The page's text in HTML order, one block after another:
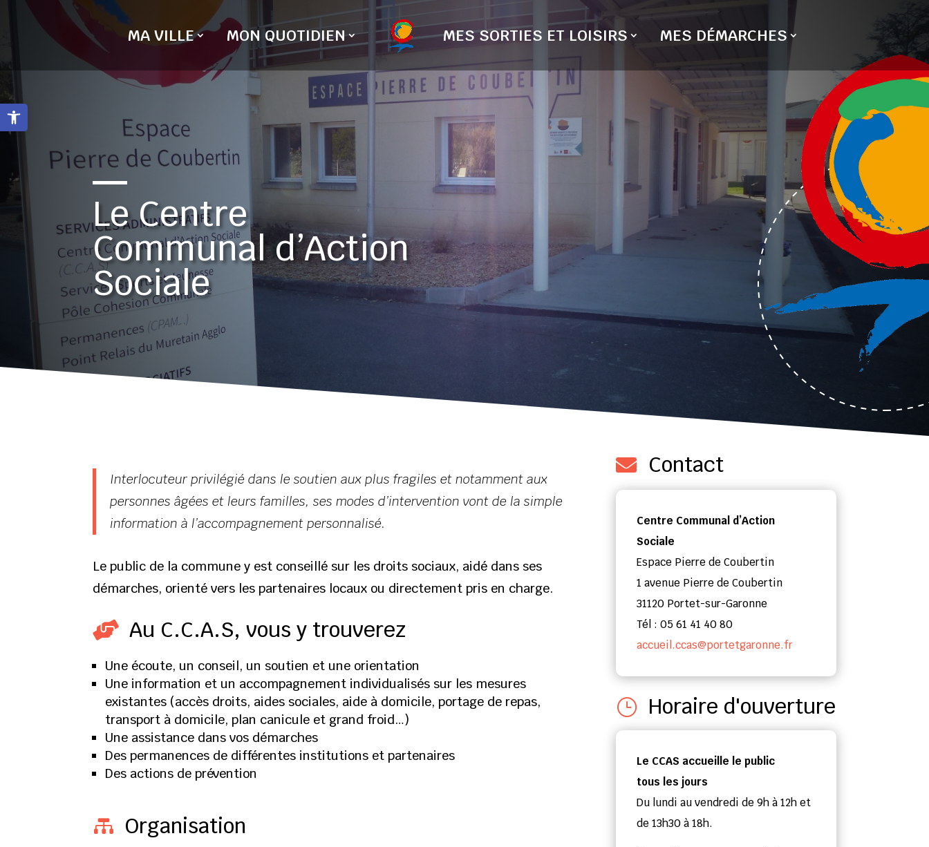
content
Ouvrir la barre d’outils
MA VILLE MON QUOTIDIEN MES SORTIES ET LOISIRS MES DÉMARCHES
Le Centre
Communal d’Action
Sociale
Interlocuteur privilégié dans le soutien aux plus fragiles et notamment aux
personnes âgées et leurs familles, ses modes d’intervention vont de la simple
information à l’accompagnement personnalisé.
Le public de la commune y est conseillé sur les droits sociaux, aidé dans ses
démarches, orienté vers les partenaires locaux ou directement pris en charge.
 Au C.C.A.S, vous y trouverez
Une écoute, un conseil, un soutien et une orientation
Une information et un accompagnement individualisés sur les mesures
existantes (accès droits, aides sociales, aide à domicile, portage de repas,
transport à domicile, plan canicule et grand froid…)
Une assistance dans vos démarches
Des permanences de différentes institutions et partenaires
Des actions de prévention
 Organisation
 Contact
Centre Communal d’Action
Sociale
Espace Pierre de Coubertin
1 avenue Pierre de Coubertin
31120 Portet-sur-Garonne
Tél : 05 61 41 40 80
accueil.ccas@portetgaronne.fr
} Horaire d'ouverture
Le CCAS accueille le public
tous les jours
Du lundi au vendredi de 9h à 12h et
de 13h30 à 18h.